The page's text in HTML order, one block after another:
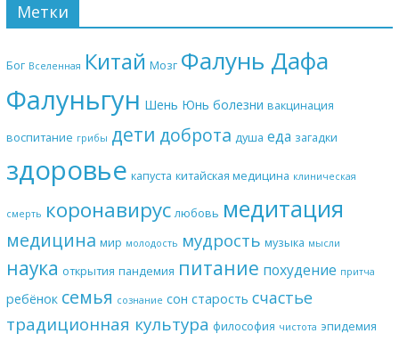
Метки
Бог Вселенная Китай Мозг Фалунь Дафа
Фалуньгун Шень Юнь болезни вакцинация
воспитание грибы дети доброта душа еда загадки
здоровье капуста китайская медицина клиническая
смерть коронавирус любовь медитация
медицина мир молодость мудрость музыка мысли
наука открытия пандемия питание похудение притча
ребёнок семья сознание сон старость счастье
традиционная культура философия чистота эпидемия